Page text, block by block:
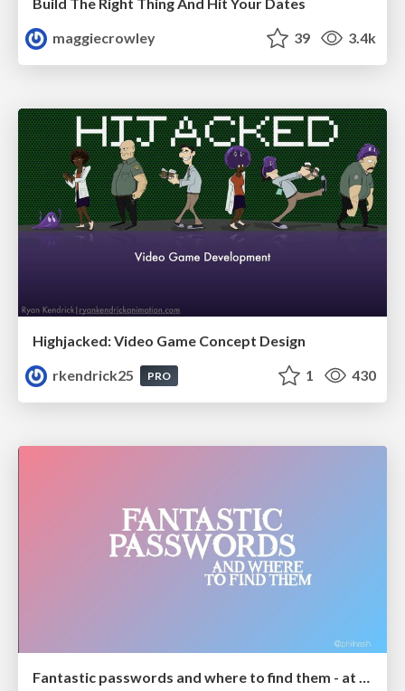
maggiecrowley
39 3.4k
Highjacked: Video Game Concept Design
rkendrick25
PRO 1 430
Fantastic passwords and where to find them - at NoRuKo